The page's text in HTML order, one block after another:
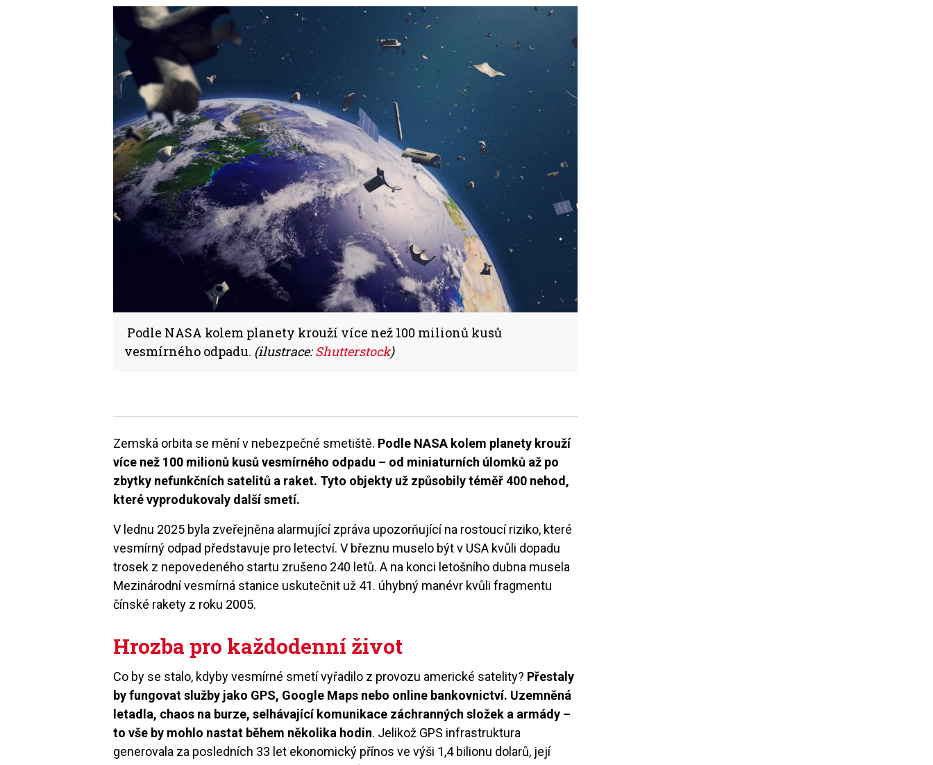
Podle NASA kolem planety krouží více než 100 milionů kusů
vesmírného odpadu. (ilustrace:Shutterstock)
Zemská orbita se mění v nebezpečné smetiště. Podle NASA kolem planety krouží
více než 100 milionů kusů vesmírného odpadu – od miniaturních úlomků až po
zbytky nefunkčních satelitů a raket. Tyto objekty už způsobily téměř 400 nehod,
které vyprodukovaly další smetí.
V lednu 2025 byla zveřejněna alarmující zpráva upozorňující na rostoucí riziko, které
vesmírný odpad představuje pro letectví. V březnu muselo být v USA kvůli dopadu
trosek z nepovedeného startu zrušeno 240 letů. A na konci letošního dubna musela
Mezinárodní vesmírná stanice uskutečnit už 41. úhybný manévr kvůli fragmentu
čínské rakety z roku 2005.
Hrozba pro každodenní život
Co by se stalo, kdyby vesmírné smetí vyřadilo z provozu americké satelity? Přestaly
by fungovat služby jako GPS, Google Maps nebo online bankovnictví. Uzemněná
letadla, chaos na burze, selhávající komunikace záchranných složek a armády –
to vše by mohlo nastat během několika hodin. Jelikož GPS infrastruktura
generovala za posledních 33 let ekonomický přínos ve výši 1,4 bilionu dolarů, její